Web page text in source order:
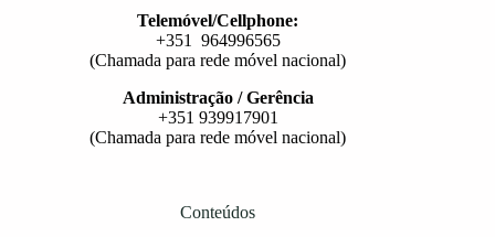
Telemóvel/Cellphone:
+351 964996565
(Chamada para rede móvel nacional)
Administração / Gerência
+351 939917901
(Chamada para rede móvel nacional)
Conteúdos